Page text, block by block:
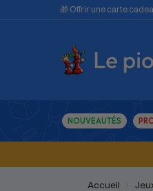
🎁 Offrir une carte
NOUVEAUTÉS
Accueil